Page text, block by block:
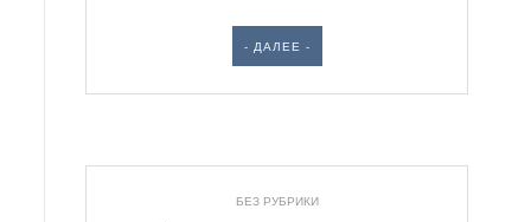
- ДАЛЕЕ -
БЕЗ РУБРИКИ